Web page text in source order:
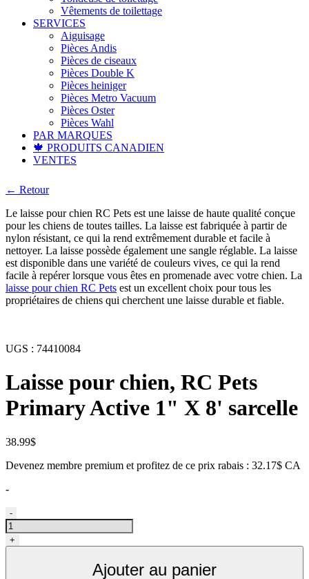
Vêtements de toilettage
SERVICES
Aiguisage
Pièces Andis
Pièces de ciseaux
Pièces Double K
Pièces heiniger
Pièces Metro Vacuum
Pièces Oster
Pièces Wahl
PAR MARQUES
🍁 PRODUITS CANADIEN
VENTES
← Retour
Le laisse pour chien RC Pets est une laisse de haute qualité conçue
pour les chiens de toutes tailles. La laisse est fabriquée à partir de
nylon résistant, ce qui la rend extrêmement durable et facile à
nettoyer. La laisse possède également une sangle réglable. La laisse
est disponible dans une variété de couleurs vives, ce qui la rend
facile à repérer lorsque vous êtes en promenade avec votre chien. La
laisse pour chien RC Pets est un excellent choix pour tous les
propriétaires de chiens qui cherchent une laisse durable et fiable.
UGS : 74410084
Laisse pour chien, RC Pets
Primary Active 1" X 8' sarcelle
38.99$
Devenez membre premium et profitez de ce prix rabais : 32.17$ CA
-
quantité
de
Laisse
pour
-
+
Ajouter au panier